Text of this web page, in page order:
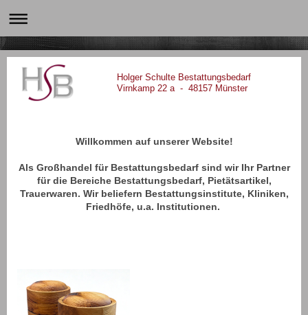
Holger Schulte Bestattungsbedarf
Virnkamp 22 a - 48157 Münster
Willkommen auf unserer Website!
Als Großhandel für Bestattungsbedarf sind wir Ihr Partner
für die Bereiche Bestattungsbedarf, Pietätsartikel,
Trauerwaren. Wir beliefern Bestattungsinstitute, Kliniken,
Friedhöfe, u.a. Institutionen.